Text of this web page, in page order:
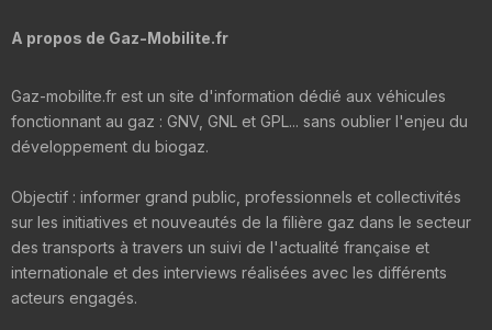
A propos de Gaz-Mobilite.fr
Gaz-mobilite.fr est un site d'information dédié aux véhicules
fonctionnant au gaz : GNV, GNL et GPL... sans oublier l'enjeu du
développement du biogaz.
Objectif : informer grand public, professionnels et collectivités
sur les initiatives et nouveautés de la filière gaz dans le secteur
des transports à travers un suivi de l'actualité française et
internationale et des interviews réalisées avec les différents
acteurs engagés.